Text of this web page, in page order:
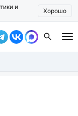
и
Хорошо